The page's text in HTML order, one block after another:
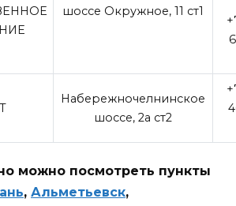
шоссе Окружное, 11 ст1
Набережночелнинское
шоссе, 2а ст2
можно посмотреть пункты
, Альметьевск,